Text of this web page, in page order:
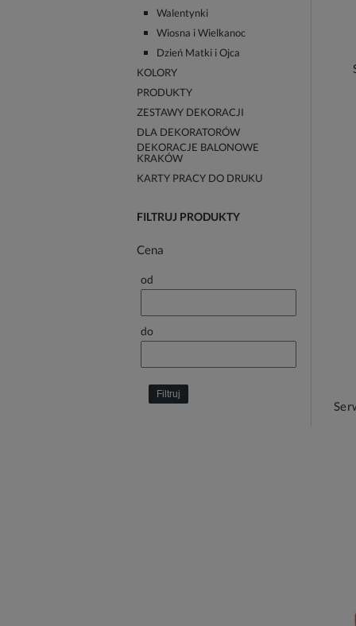
Walentynki
Wiosna i Wielkanoc
Dzień Matki i Ojca
KOLORY
PRODUKTY
ZESTAWY DEKORACJI
DLA DEKORATORÓW
DEKORACJE BALONOWE
KRAKÓW
KARTY PRACY DO DRUKU
FILTRUJ PRODUKTY
Cena
od
do
Filtruj